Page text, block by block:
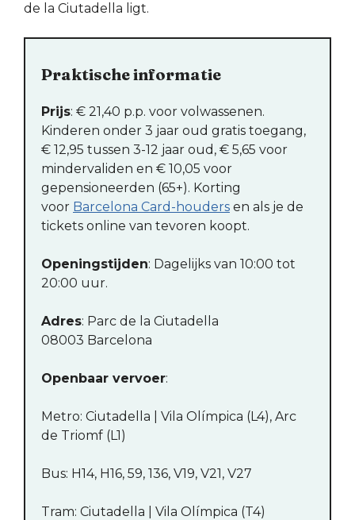
de la Ciutadella ligt.
Praktische informatie
Prijs: € 21,40 p.p. voor volwassenen.
Kinderen onder 3 jaar oud gratis toegang,
€ 12,95 tussen 3-12 jaar oud, € 5,65 voor
mindervaliden en € 10,05 voor
gepensioneerden (65+). Korting
voor Barcelona Card-houders en als je de
tickets online van tevoren koopt.
Openingstijden: Dagelijks van 10:00 tot
20:00 uur.
Adres: Parc de la Ciutadella
08003 Barcelona
Openbaar vervoer:
Metro: Ciutadella | Vila Olímpica (L4), Arc
de Triomf (L1)
Bus: H14, H16, 59, 136, V19, V21, V27
Tram: Ciutadella | Vila Olímpica (T4)